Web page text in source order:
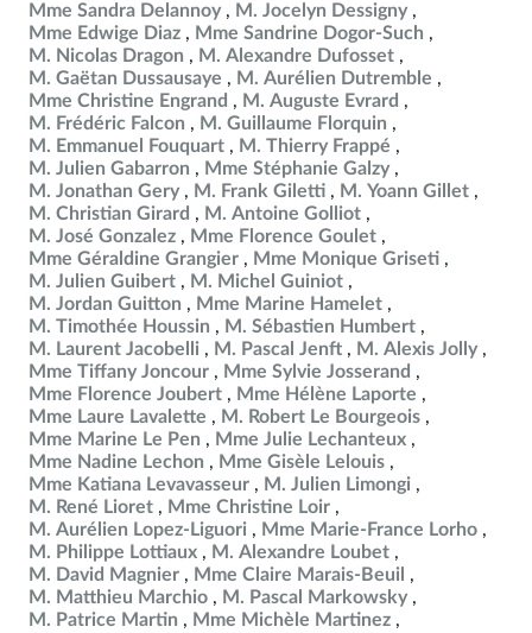
Mme Sandra Delannoy
M. Jocelyn Dessigny
Mme Edwige Diaz
Mme Sandrine Dogor-Such
M. Nicolas Dragon
M. Alexandre Dufosset
M. Gaëtan Dussausaye
M. Aurélien Dutremble
Mme Christine Engrand
M. Auguste Evrard
M. Frédéric Falcon
M. Guillaume Florquin
M. Emmanuel Fouquart
M. Thierry Frappé
M. Julien Gabarron
Mme Stéphanie Galzy
M. Jonathan Gery
M. Frank Giletti
M. Yoann Gillet
M. Christian Girard
M. Antoine Golliot
M. José Gonzalez
Mme Florence Goulet
Mme Géraldine Grangier
Mme Monique Griseti
M. Julien Guibert
M. Michel Guiniot
M. Jordan Guitton
Mme Marine Hamelet
M. Timothée Houssin
M. Sébastien Humbert
M. Laurent Jacobelli
M. Pascal Jenft
M. Alexis Jolly
Mme Tiffany Joncour
Mme Sylvie Josserand
Mme Florence Joubert
Mme Hélène Laporte
Mme Laure Lavalette
M. Robert Le Bourgeois
Mme Marine Le Pen
Mme Julie Lechanteux
Mme Nadine Lechon
Mme Gisèle Lelouis
Mme Katiana Levavasseur
M. Julien Limongi
M. René Lioret
Mme Christine Loir
M. Aurélien Lopez-Liguori
Mme Marie-France Lorho
M. Philippe Lottiaux
M. Alexandre Loubet
M. David Magnier
Mme Claire Marais-Beuil
M. Matthieu Marchio
M. Pascal Markowsky
M. Patrice Martin
Mme Michèle Martinez